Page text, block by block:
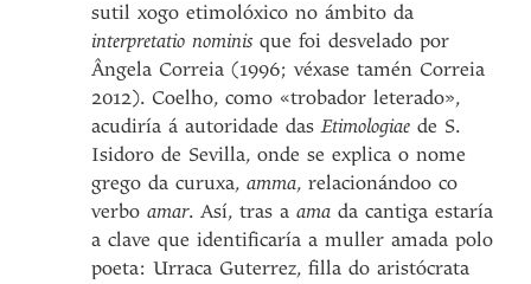
sutil xogo etimolóxico no ámbito da
interpretatio nominis que foi desvelado por
Ângela Correia (1996; véxase tamén Correia
2012). Coelho, como «trobador leterado»,
acudiría á autoridade dasEtimologiaede S.
Isidoro de Sevilla, onde se explica o nome
grego da curuxa,amma, relacionándoo co
verboamar. Así, tras aamada cantiga estaría
a clave que identificaría a muller amada polo
poeta: Urraca Guterrez, filla do aristócrata